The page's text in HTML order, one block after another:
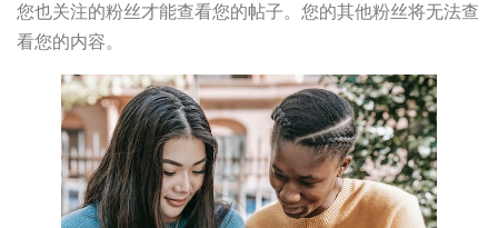
您也关注的粉丝才能查看您的帖子。您的其他粉丝将无法查
看您的内容。